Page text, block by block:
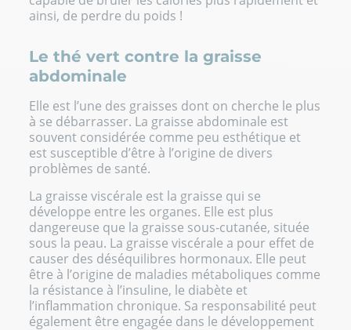
ainsi, de perdre du poids !
Le thé vert contre la graisse
abdominale
Elle est l’une des graisses dont on cherche le plus
à se débarrasser. La graisse abdominale est
souvent considérée comme peu esthétique et
est susceptible d’être à l’origine de divers
problèmes de santé.
La graisse viscérale est la graisse qui se
développe entre les organes. Elle est plus
dangereuse que la graisse sous-cutanée, située
sous la peau. La graisse viscérale a pour effet de
causer des déséquilibres hormonaux. Elle peut
être à l’origine de maladies métaboliques comme
la résistance à l’insuline, le diabète et
l’inflammation chronique. Sa responsabilité peut
également être engagée dans le développement